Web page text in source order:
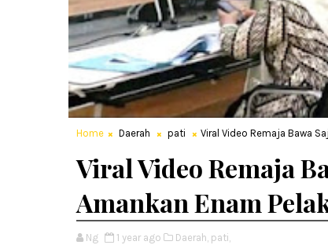
Home Daerah pati Viral Video Remaja Bawa
Viral Video Remaja
Amankan Enam
Ng 1 year ago Daerah, pati,